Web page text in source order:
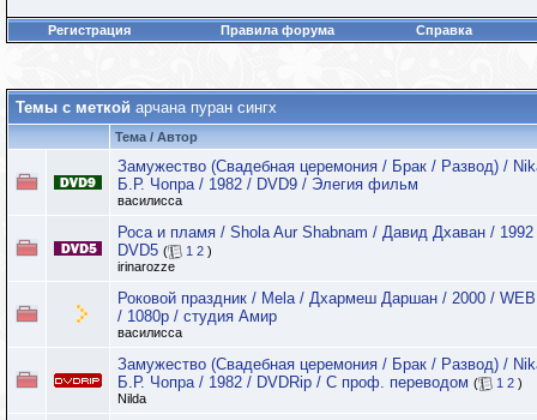
Регистрация Правила форума Справка
Темы с меткой арчана пуран сингх
Тема / Автор
Замужество (Свадебная церемония / Брак / Развод) /
Б.Р. Чопра / 1982 / DVD9 / Элегия фильм
василисса
Роса и пламя / Shola Aur Shabnam / Давид Дхаван / 1992
DVD5 ( 1 2 )
irinarozze
Роковой праздник / Mela / Дхармеш Даршан / 2000 /
/ 1080p / студия Амир
василисса
Замужество (Свадебная церемония / Брак / Развод) /
Б.Р. Чопра / 1982 / DVDRip / С проф. переводом ( 1 2 )
Nilda